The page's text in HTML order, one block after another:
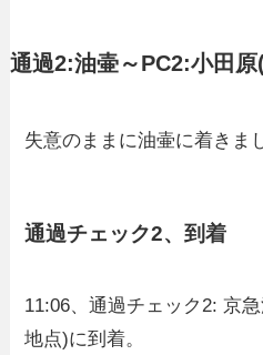
通過2:油壷～PC2:小田
失意のままに油壷に着きま
通過チェック2、到着
11:06、通過チェック2: 京
地点)に到着。